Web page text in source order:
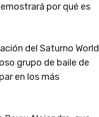
por qué es
del Saturno World
grupo de baile de
en los más